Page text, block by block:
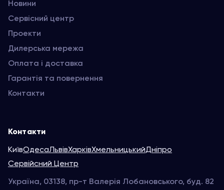
Новини
Сервісний центр
Проекти
Дилерська мережа
Оплата і доставка
Гарантія та повернення
Контакти
Контакти
КиївОдесаЛьвівХарківХмельницькийДніпро
Сервійсний Центр
Україна, 03138, пр-т Валерія Лобановського, буд. 82